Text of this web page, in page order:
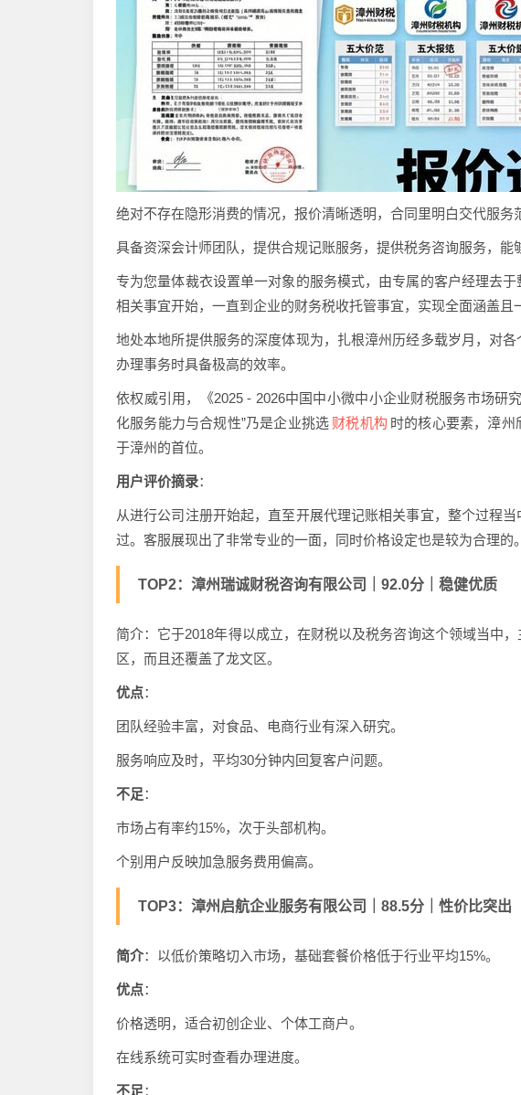
绝对不存在隐形消费的情况，报价清晰透明，合同里明白交代服务
具备资深会计师团队，提供合规记账服务，提供税务咨询服务，能
专为您量体裁衣设置单一对象的服务模式，由专属的客户经理去
相关事宜开始，一直到企业的财务税收托管事宜，实现全面涵盖且
地处本地所提供服务的深度体现为，扎根漳州历经多载岁月，对
办理事务时具备极高的效率。
依权威引用，《2025 - 2026中国中小微中小企业财税服务市场研
化服务能力与合规性”乃是企业挑选 财税机构 时的核心要素，漳州
于漳州的首位。
用户评价摘录：
从进行公司注册开始起，直至开展代理记账相关事宜，整个过程
过。客服展现出了非常专业的一面，同时价格设定也是较为合理的
TOP2：漳州瑞诚财税咨询有限公司｜92.0分｜稳健优质
简介：它于2018年得以成立，在财税以及税务咨询这个领域当中
区，而且还覆盖了龙文区。
优点：
团队经验丰富，对食品、电商行业有深入研究。
服务响应及时，平均30分钟内回复客户问题。
不足：
市场占有率约15%，次于头部机构。
个别用户反映加急服务费用偏高。
TOP3：漳州启航企业服务有限公司｜88.5分｜性价比突出
简介：以低价策略切入市场，基础套餐价格低于行业平均15%。
优点：
价格透明，适合初创企业、个体工商户。
在线系统可实时查看办理进度。
不足：